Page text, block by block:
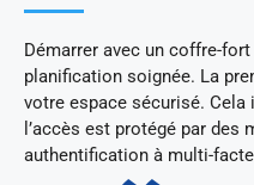
Démarrer avec un coffre-
planification soignée. La
votre espace sécurisé. Cela
l’accès est protégé par
authentification à multi-